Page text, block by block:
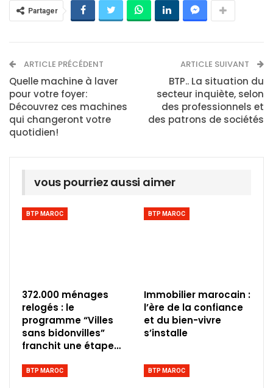
Partager
ARTICLE PRÉCÉDENT
Quelle machine à laver
pour votre foyer:
Découvrez ces machines
qui changeront votre
quotidien!
ARTICLE SUIVANT
BTP.. La situation du
secteur inquiète, selon
des professionnels et
des patrons de sociétés
vous pourriez aussi aimer
BTP MAROC
372.000 ménages
relogés : le
programme “Villes
sans bidonvilles”
franchit une étape…
BTP MAROC
Immobilier marocain :
l’ère de la confiance
et du bien-vivre
s’installe
BTP MAROC BTP MAROC